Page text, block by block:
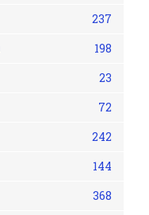
237
198
23
72
242
144
368